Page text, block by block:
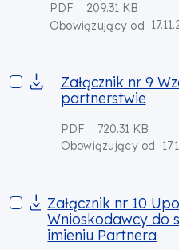
PDF
209.31 KB
Obowiązujący od
Załącznik nr 9 Wzór
Załącznik nr 9
partnerstwie
PDF
720.31 KB
Obowiązujący od
Załącznik nr 10
Załącznik nr 10
Wnioskodawcy do
imieniu Partnera